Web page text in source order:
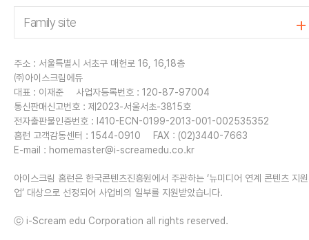
주소 : 서울특별시 서초구 매헌로 16, 16,18층
㈜아이스크림에듀
대표 : 이재준
사업자등록번호 : 120-87-97004
통신판매신고번호 : 제2023-서울서초-3815호
전자출판물인증번호 : I410-ECN-0199-2013-001-002535352
홈런 고객감동센터 : 1544-0910
FAX : (02)3440-7663
E-mail : homemaster@i-screamedu.co.kr
아이스크림 홈런은 한국콘텐츠진흥원에서 주관하는 ‘뉴미디어 연계 콘텐츠 지
업’ 대상으로 선정되어 사업비의 일부를 지원받았습니다.
ⓒ i-Scream edu Corporation all rights reserved.